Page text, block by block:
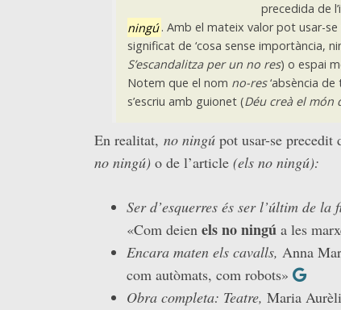
precedida de
ningú . Amb el mateix valor pot usar-
significat de ‘cosa sense importància,
S’escandalitza per un no res) o espai
Notem que el nom no-res‘absència
s’escriu amb guionet (Déu creà el món
En realitat, no ningú pot usar-se precedit
no ningú) o de l’article (els no ningú):
Ser d’esquerres és ser l’últim de la
«Com deien els no ningú a les
Encara maten els cavalls, Anna
com autòmats, com robots»
Obra completa: Teatre, Maria